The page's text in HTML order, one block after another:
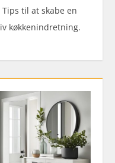
til at skabe en
køkkenindretning.